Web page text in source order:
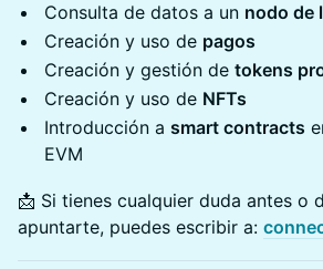
Consulta de datos a un nodo de
Creación y uso de pagos
Creación y gestión de tokens
Creación y uso de NFTs
Introducción a smart contracts
EVM
📩 Si tienes cualquier duda antes o
apuntarte, puedes escribir a: